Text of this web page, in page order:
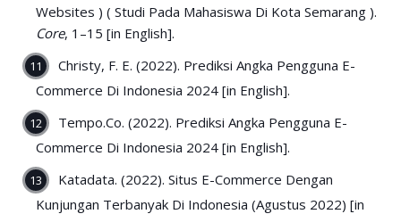
Websites ) ( Studi Pada Mahasiswa Di Kota Semarang ).
Core, 1–15 [in English].
Christy, F. E. (2022). Prediksi Angka Pengguna E-
Commerce Di Indonesia 2024 [in English].
Tempo.Co. (2022). Prediksi Angka Pengguna E-
Commerce Di Indonesia 2024 [in English].
Katadata. (2022). Situs E-Commerce Dengan
Kunjungan Terbanyak Di Indonesia (Agustus 2022) [in